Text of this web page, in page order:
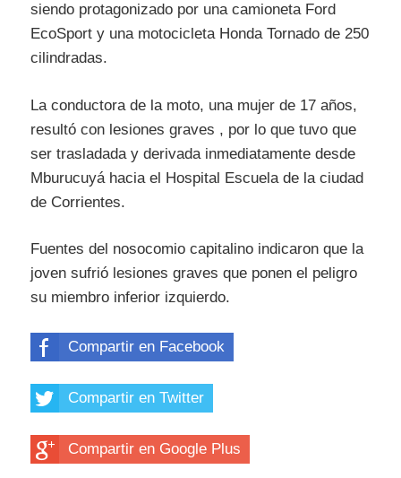
siendo protagonizado por una camioneta Ford
EcoSport y una motocicleta Honda Tornado de 250
cilindradas.
La conductora de la moto, una mujer de 17 años,
resultó con lesiones graves , por lo que tuvo que
ser trasladada y derivada inmediatamente desde
Mburucuyá hacia el Hospital Escuela de la ciudad
de Corrientes.
Fuentes del nosocomio capitalino indicaron que la
joven sufrió lesiones graves que ponen el peligro
su miembro inferior izquierdo.
Compartir en Facebook
Compartir en Twitter
Compartir en Google Plus